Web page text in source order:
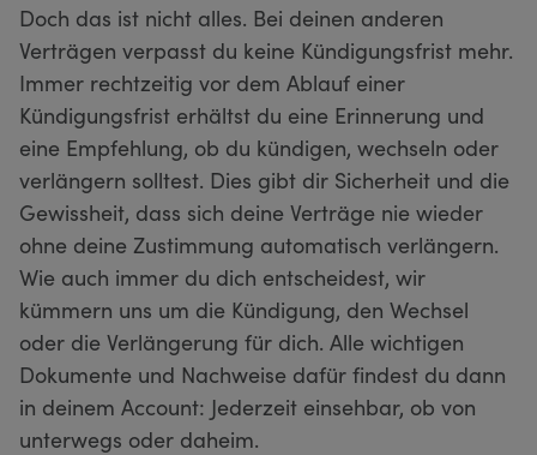
Doch das ist nicht alles. Bei deinen anderen
Verträgen verpasst du keine Kündigungsfrist mehr.
Immer rechtzeitig vor dem Ablauf einer
Kündigungsfrist erhältst du eine Erinnerung und
eine Empfehlung, ob du kündigen, wechseln oder
verlängern solltest. Dies gibt dir Sicherheit und die
Gewissheit, dass sich deine Verträge nie wieder
ohne deine Zustimmung automatisch verlängern.
Wie auch immer du dich entscheidest, wir
kümmern uns um die Kündigung, den Wechsel
oder die Verlängerung für dich. Alle wichtigen
Dokumente und Nachweise dafür findest du dann
in deinem Account: Jederzeit einsehbar, ob von
unterwegs oder daheim.